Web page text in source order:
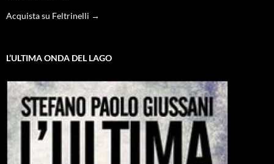
Acquista su Feltrinelli →
L’ULTIMA ONDA DEL LAGO